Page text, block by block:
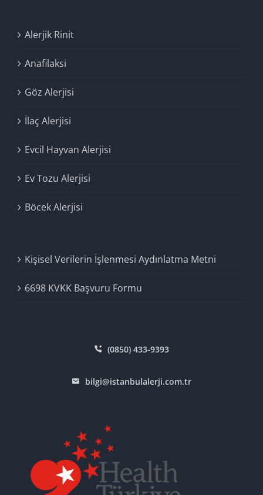
Alerjik Rinit
Anafilaksi
Göz Alerjisi
İlaç Alerjisi
Evcil Hayvan Alerjisi
Ev Tozu Alerjisi
Böcek Alerjisi
Kişisel Verilerin İşlenmesi Aydınlatma Metni
6698 KVKK Başvuru Formu
(0850) 433-9393
bilgi@istanbulalerji.com.tr